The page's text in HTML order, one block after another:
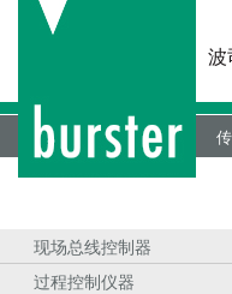
波
现场总线控制器
过程控制仪器